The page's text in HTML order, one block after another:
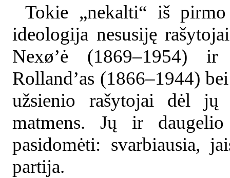
Tokie „nekalti“ iš
ideologija nesusiję
Nexø’ė (1869–1954) ir
Rolland’as (1866–1944)
užsienio rašytojai dėl jų
matmens. Jų ir
pasidomėti: svarbiausia,
partija.